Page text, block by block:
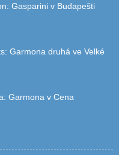
: Gasparini v Budapešti
: Garmona druhá ve Velké
: Garmona v Cena